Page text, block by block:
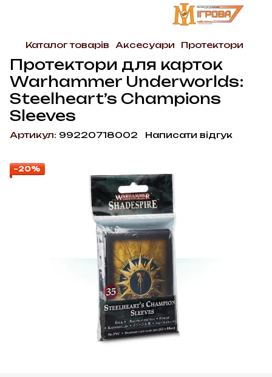
Каталог товарів Аксесуари Протектори
Протектори для карток
Warhammer Underworlds:
Steelheart’s Champions
Sleeves
Артикул: 99220718002 Написати відгук
−20%